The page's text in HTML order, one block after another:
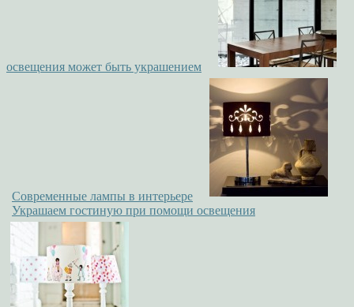
освещения может быть украшением
Современные лампы в интерьере
Украшаем гостиную при помощи освещения